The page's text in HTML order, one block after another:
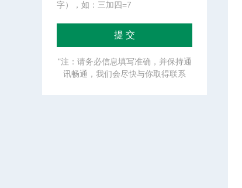
字），如：三加四=7
"注：请务必信息填写准确，并保持通
讯畅通，我们会尽快与你取得联系